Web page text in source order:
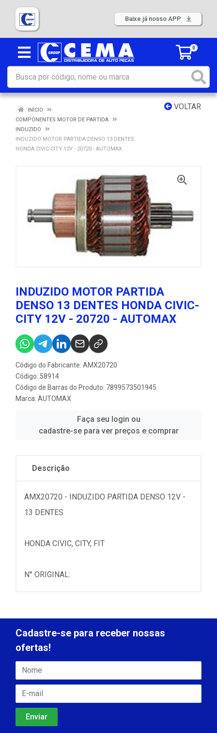
Baixe já nosso APP
0
VOLTAR
INÍCIO
COMPONENTES MOTOR DE PARTIDA
INDUZIDO
INDUZIDO MOTOR PARTIDA DENSO 13 DENTES
HONDA CIVIC-CITY 12V - 20720 - AUTOMAX
INDUZIDO MOTOR PARTIDA
DENSO 13 DENTES HONDA CIVIC-
CITY 12V - 20720 - AUTOMAX
Código do Fabricante: AMX20720
Código: 58914
Código de Barras do Produto: 7899573501945
Marca: AUTOMAX
Faça seu login ou
cadastre-se para ver preços e comprar
Descrição
AMX20720 - INDUZIDO PARTIDA DENSO 12V -
13 DENTES
HONDA CIVIC, CITY, FIT
N° ORIGINAL:
Cadastre-se para receber nossas
ofertas!